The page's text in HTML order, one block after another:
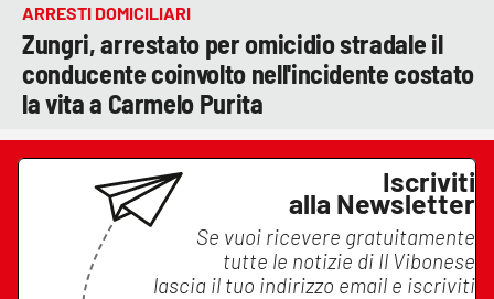
ARRESTI DOMICILIARI
Zungri, arrestato per omicidio stradale il
conducente coinvolto nell'incidente costato
la vita a Carmelo Purita
Iscriviti
alla Newsletter
Se vuoi ricevere gratuitamente
tutte le notizie di Il Vibonese
lascia il tuo indirizzo email e iscriviti